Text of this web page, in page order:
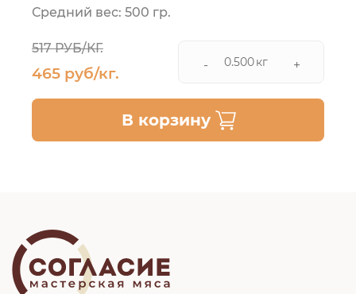
Средний вес: 500 гр.
517 РУБ/КГ.
465 руб/кг. - кг +
В корзину